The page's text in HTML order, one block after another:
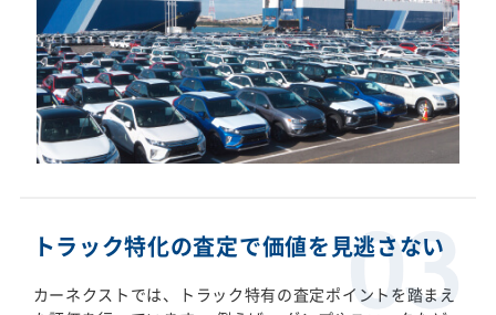
トラック特化の査定で価値を見逃さない
カーネクストでは、トラック特有の査定ポイントを踏まえ